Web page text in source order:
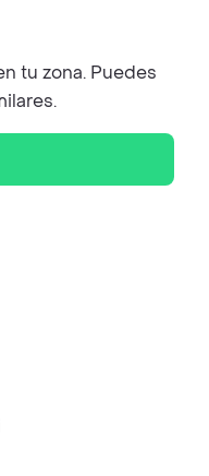
tu zona. Puedes